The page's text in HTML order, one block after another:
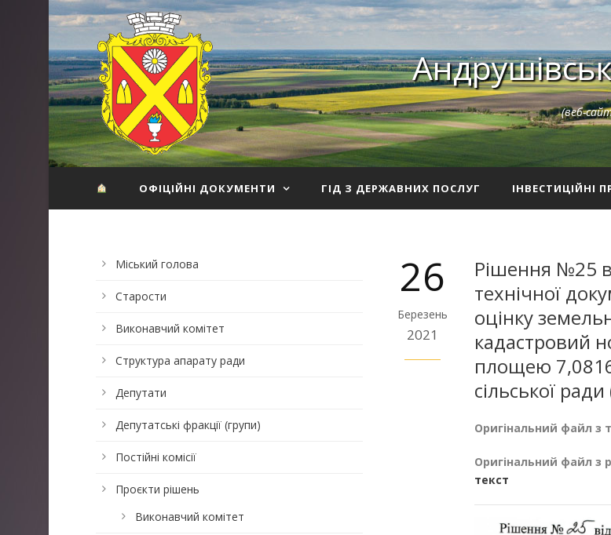
(веб-
ОФІЦІЙНІ ДОКУМЕНТИ ГІД З ДЕРЖАВНИХ ПОСЛУГ ІНВЕСТИЦІЙНІ
26
Березень
2021
Рішення №25
технічної
оцінку
кадастровий
площею 7,0816
сільської
Оригінальний файл з
Оригінальний файл з
текст
Міський голова
Старости
Виконавчий комітет
Структура апарату ради
Депутати
Депутатські фракції (групи)
Постійні комісії
Проєкти рішень
Виконавчий комітет